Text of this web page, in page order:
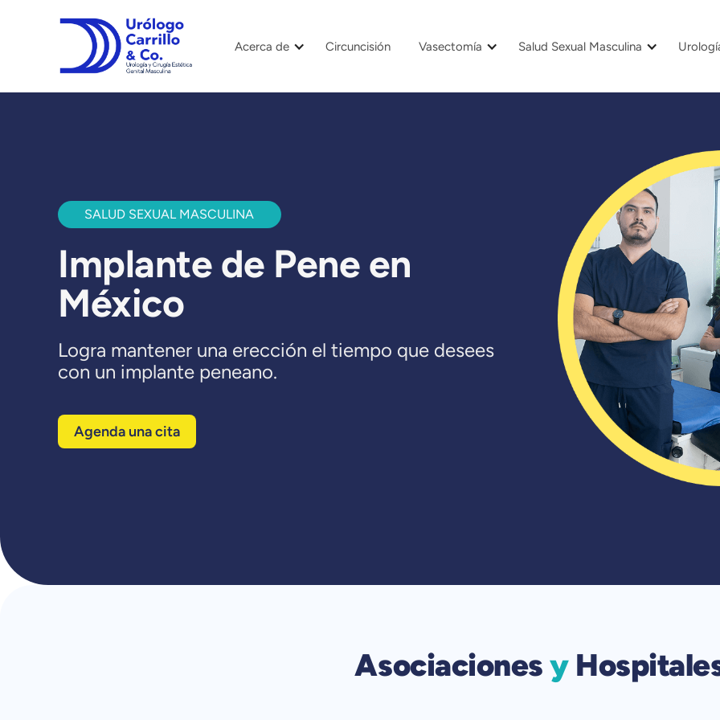
Acerca de Circuncisión Vasectomía Salud Sexual Masculina
SALUD SEXUAL MASCULINA
Implante de Pene en
México
Logra mantener una erección el tiempo que desees
con un implante peneano.
Agenda una cita
Asociacionesy